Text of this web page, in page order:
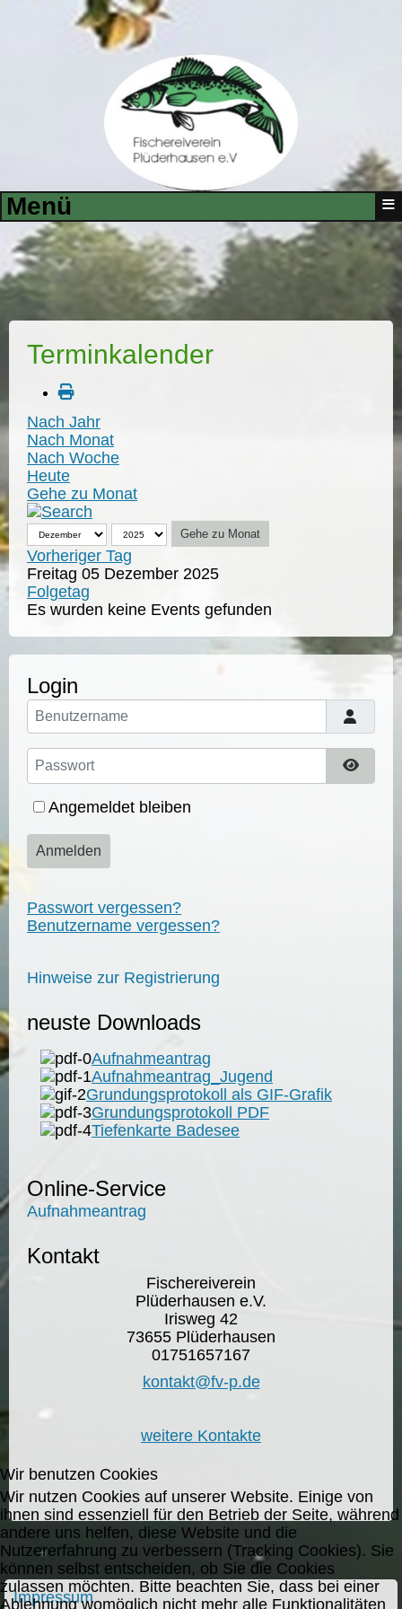
Menü ≡
Terminkalender
Nach Jahr
Nach Monat
Nach Woche
Heute
Gehe zu Monat
Gehe zu Monat
Vorheriger Tag
Freitag 05 Dezember 2025
Folgetag
Es wurden keine Events gefunden
Login
Benutzername
Passwort
Angemeldet bleiben
Anmelden
Passwort vergessen?
Benutzername vergessen?
Hinweise zur Registrierung
neuste Downloads
Aufnahmeantrag
Aufnahmeantrag_Jugend
Grundungsprotokoll als GIF-Grafik
Grundungsprotokoll PDF
Tiefenkarte Badesee
Online-Service
Aufnahmeantrag
Kontakt
Fischereiverein
Plüderhausen e.V.
Irisweg 42
73655 Plüderhausen
01751657167
kontakt@fv-p.de
weitere Kontakte
Impressum
Wir benutzen Cookies
Wir nutzen Cookies auf unserer Website. Einige von
ihnen sind essenziell für den Betrieb der Seite, während
andere uns helfen, diese Website und die
Nutzererfahrung zu verbessern (Tracking Cookies). Sie
können selbst entscheiden, ob Sie die Cookies
zulassen möchten. Bitte beachten Sie, dass bei einer
Ablehnung womöglich nicht mehr alle Funktionalitäten